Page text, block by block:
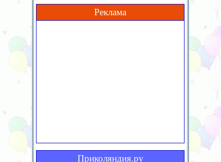
Реклама
Приколяндия.ру